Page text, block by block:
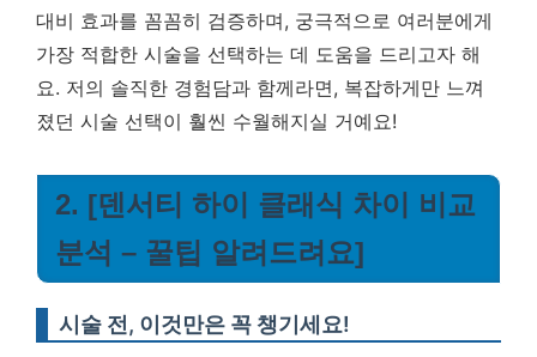
대비 효과를 꼼꼼히 검증하며, 궁극적으로 여러분에게
가장 적합한 시술을 선택하는 데 도움을 드리고자 해
요. 저의 솔직한 경험담과 함께라면, 복잡하게만 느껴
졌던 시술 선택이 훨씬 수월해지실 거예요!
2. [덴서티 하이 클래식 차이 비교
분석 – 꿀팁 알려드려요]
시술 전, 이것만은 꼭 챙기세요!